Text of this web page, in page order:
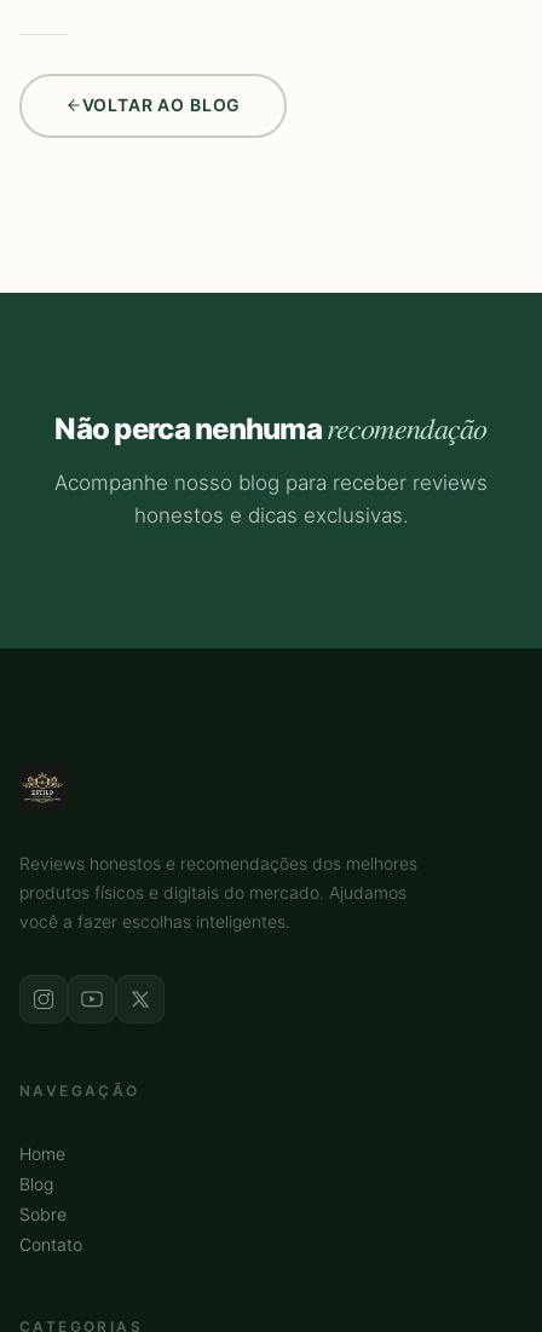
VOLTAR AO BLOG
Não perca nenhumarecomendação
Acompanhe nosso blog para receber reviews
honestos e dicas exclusivas.
Reviews honestos e recomendações dos melhores
produtos físicos e digitais do mercado. Ajudamos
você a fazer escolhas inteligentes.
NAVEGAÇÃO
Home
Blog
Sobre
Contato
CATEGORIAS